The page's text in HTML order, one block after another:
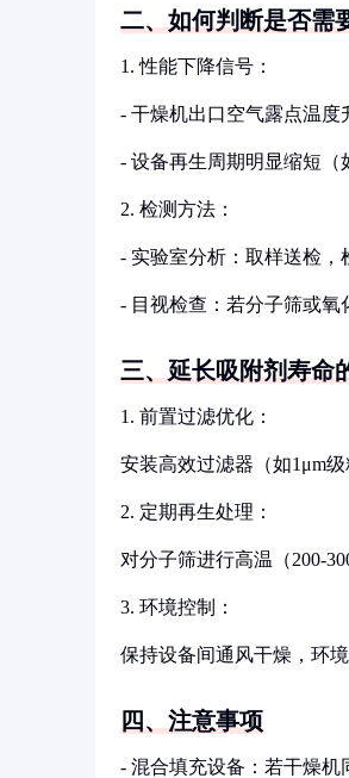
二、如何判断是否需
1. 性能下降信号：
- 干燥机出口空气露点温
- 设备再生周期明显缩短（
2. 检测方法：
- 实验室分析：取样送检，
- 目视检查：若分子筛或氧
三、延长吸附剂寿命
1. 前置过滤优化：
安装高效过滤器（如1μm
2. 定期再生处理：
对分子筛进行高温（200-
3. 环境控制：
保持设备间通风干燥，环
四、注意事项
- 混合填充设备：若干燥机